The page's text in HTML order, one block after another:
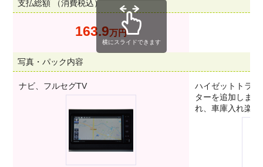
支払総額 （消費税込）
163.9万円
写真・パック内容
ナビ、フルセグTV
ハイゼットトラ
ターを追加しま
れ、車庫入れ楽々
横にスライドできます